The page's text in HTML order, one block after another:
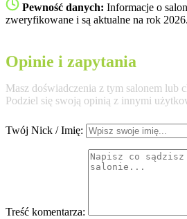
Pewność danych: Informacje o
zweryfikowane i są aktualne na rok 2026.
Opinie i zapytania
Masz doświadczenia z tym salonem lub
Podziel się swoją opinią z innymi
Twój Nick / Imię:
Treść komentarza: